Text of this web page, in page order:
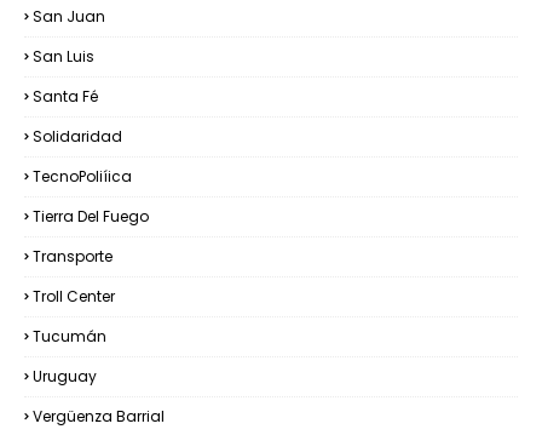
San Juan
San Luis
Santa Fé
Solidaridad
TecnoPoliíica
Tierra Del Fuego
Transporte
Troll Center
Tucumán
Uruguay
Vergüenza Barrial